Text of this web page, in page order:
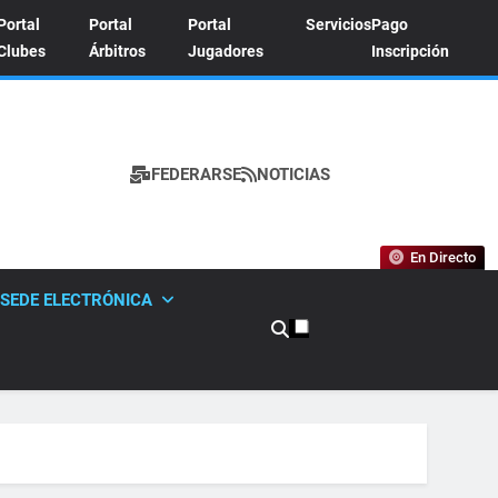
Portal
Árbitros
Portal
Jugadores
ServiciosPago
Inscripción
DE TENIS
FEDERARSE NOTICIAS
En Directo
SEDE ELECTRÓNICA